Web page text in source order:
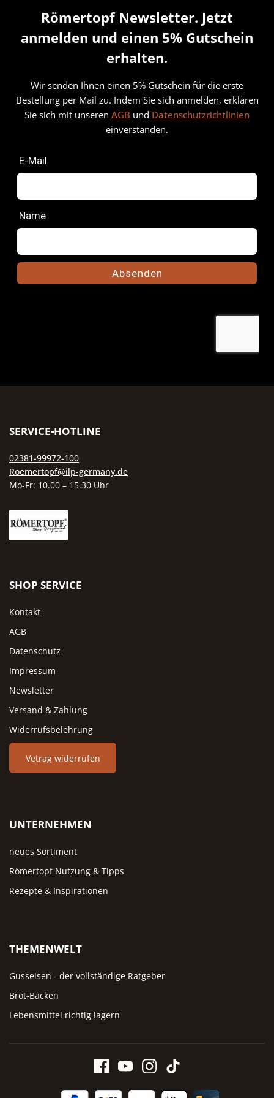
Designküchen, Weiß zu
nordisch-hellen Räumen, und
natürlichen Erdtönen auf.
unterschiedlichen Farben
kombinieren möchte, findet
sie auch separat in den
jeweiligen Produktseiten.
Römertopf Newsletter. Jetzt
anmelden und einen 5% Gutschein
erhalten.
Wir senden Ihnen einen 5% Gutschein für die erste
Bestellung per Mail zu. Indem Sie sich anmelden, erklären
Sie sich mit unseren AGB und Datenschutzrichtlinien
einverstanden.
SERVICE-HOTLINE
02381-99972-100
Roemertopf@ilp-germany.de
Mo-Fr: 10.00 – 15.30 Uhr
SHOP SERVICE
Kontakt
AGB
Datenschutz
Impressum
Newsletter
Versand & Zahlung
Widerrufsbelehrung
Vetrag widerrufen
UNTERNEHMEN
neues Sortiment
Römertopf Nutzung & Tipps
Rezepte & Inspirationen
THEMENWELT
Gusseisen - der vollständige Ratgeber
Brot-Backen
Lebensmittel richtig lagern